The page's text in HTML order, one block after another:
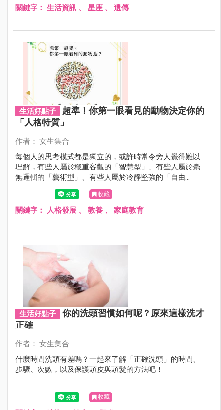
關鍵字： 生活資訊、 星座、 遺傳
生活好點子
超準！你第一眼看見的動物決定你的
「人格特質」
作者： 女生集合
每個人的思考模式都是獨立的，或許時常令旁人覺得難以
理解，有些人屬於穩重客觀的「智慧型」、有些人屬於毫
無邏輯的「藝術型」、有些人屬於冷靜堅強的「自由
型」！以下有一條問題，可以測出你的「人格類型」屬於
什麼呢？記住要憑直覺測看看哦！！
收藏
關鍵字： 人格發展、 教養、 家庭教育
生活好點子
你的洗頭習慣如何呢？原來這樣洗才
正確
作者： 女生集合
什麼時間洗頭有差嗎？一起來了解「正確洗頭」的時間、
步驟、次數，以及保護頭皮與頭髮的方法吧！
收藏